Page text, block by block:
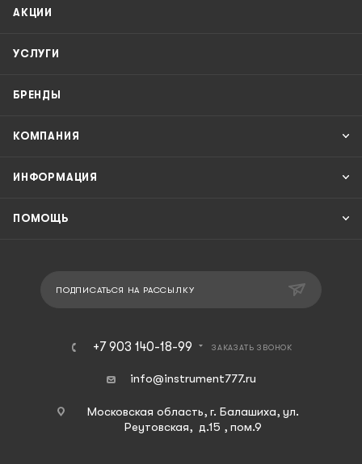
АКЦИИ
УСЛУГИ
БРЕНДЫ
КОМПАНИЯ
ИНФОРМАЦИЯ
ПОМОЩЬ
ПОДПИСАТЬСЯ НА РАССЫЛКУ
+7 903 140-18-99 ЗАКАЗАТЬ ЗВОНОК
info@instrument777.ru
Московская область, г. Балашиха, ул.
Реутовская, д.15 , пом.9